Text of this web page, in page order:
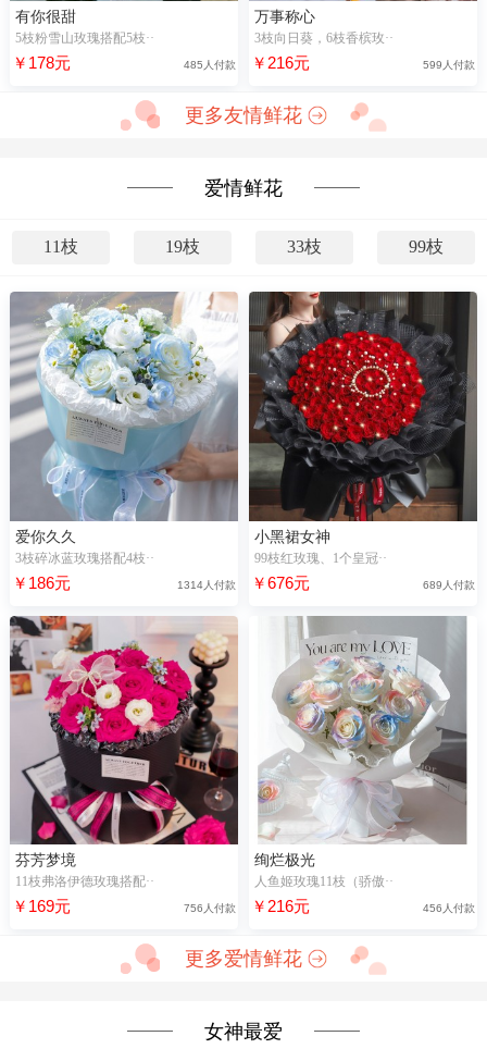
有你很甜
5枝粉雪山玫瑰搭配5枝··
￥178元 485人付款
万事称心
3枝向日葵，6枝香槟玫··
￥216元 599人付款
更多友情鲜花
爱情鲜花
11枝 19枝 33枝 99枝
爱你久久
3枝碎冰蓝玫瑰搭配4枝··
￥186元 1314人付款
小黑裙女神
99枝红玫瑰、1个皇冠··
￥676元 689人付款
芬芳梦境
11枝弗洛伊德玫瑰搭配··
￥169元 756人付款
绚烂极光
人鱼姬玫瑰11枝（骄傲··
￥216元 456人付款
更多爱情鲜花
女神最爱